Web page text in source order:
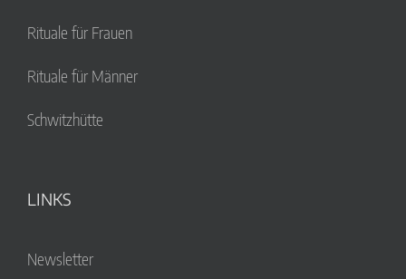
Rituale für Frauen
Rituale für Männer
Schwitzhütte
LINKS
Newsletter